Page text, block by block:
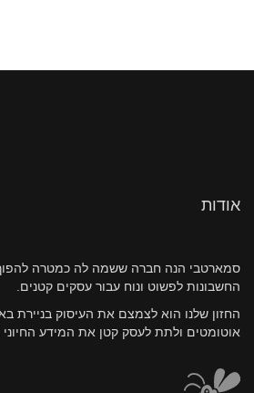
אודות
סמארטבי הנה חברה ששמה לה כמטרה
החשבונות לפשוט ונוח עבור עסקים קטנים.
החזון שלנו הוא לצמצם את העיסוק בניירת
אוטומטים ולתת לעסק קטן את המידע החיוני